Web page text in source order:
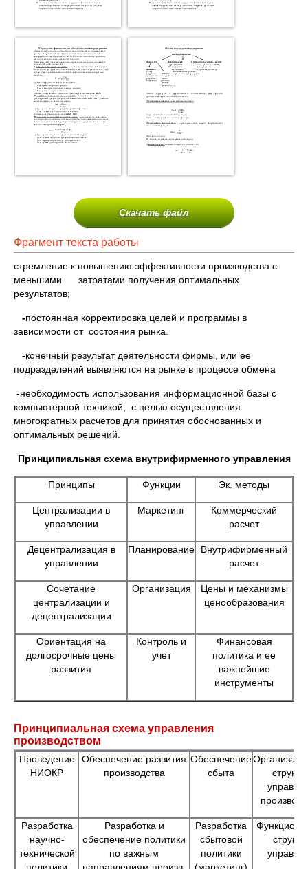
Скачать файл
Фрагмент текста работы
стремление к повышению эффективности производства с
меньшими затратами получения оптимальных
результатов;
-постоянная корректировка целей и программы в
зависимости от состояния рынка.
-конечный результат деятельности фирмы, или ее
подразделений выявляются на рынке в процессе обмена
-необходимость использования информационной базы с
компьютерной техникой, с целью осуществления
многократных расчетов для принятия обоснованных и
оптимальных решений.
Принципиальная схема внутрифирменного управления
Принципы Функции Эк. методы
Централизации в
управлении
Маркетинг
Коммерческий
расчет
Децентрализация в
управлении
Планирование
Внутрифирменный
расчет
Сочетание
централизации и
децентрализации
Организация
Цены и механизмы
ценообразования
Ориентация на
долгосрочные цены
развития
Контроль и
учет
Финансовая
политика и ее
важнейшие
инструменты
Принципиальная схема управления
производством
Проведение
НИОКР
Обеспечение развития
производства
Обеспечение
сбыта
Разработка
научно-
технической
Разработка и
обеспечение политики
по важным
Разработка
сбытовой
политики